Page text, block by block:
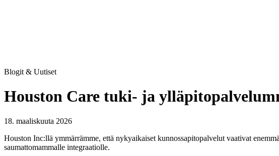
Blogit & Uutiset
Houston Care tuki- ja
18. maaliskuuta 2026
Houston Inc:llä ymmärrämme, että nykyaikaiset kunnossapitopalvelut vaativat
saumattomammalle integraatiolle.